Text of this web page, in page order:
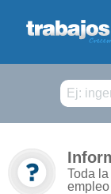
Buscar
Toda la
empleo